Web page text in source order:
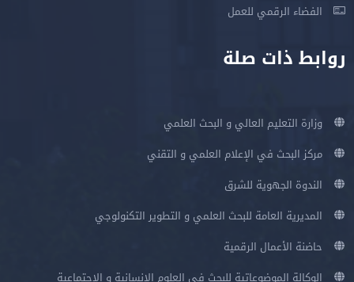
الفضاء الرقمي للعمل
روابط ذات صلة
وزارة التعليم العالي و البحث العلمي
مركز البحث في الإعلام العلمي و التقني
الندوة الجهوية للشرق
المديرية العامة للبحث العلمي و التطوير التكنولوجي
حاضنة الأعمال الرقمية
الوكالة الموضوعاتية للبحث في العلوم الإنسانية و الإجتماعية